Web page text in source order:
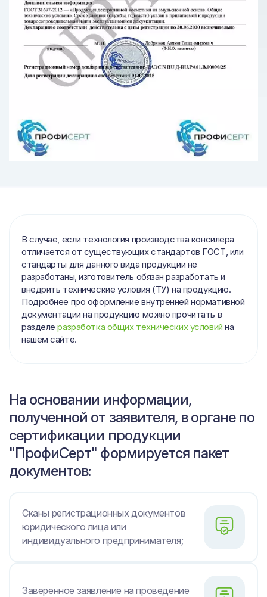
В случае, если технология производства консилера
отличается от существующих стандартов ГОСТ, или
стандарты для данного вида продукции не
разработаны, изготовитель обязан разработать и
внедрить технические условия (ТУ) на продукцию.
Подробнее про оформление внутренней нормативной
документации на продукцию можно прочитать в
разделеразработка общих технических условий на
нашем сайте.
На основании информации,
полученной от заявителя, в органе по
сертификации продукции
"ПрофиСерт" формируется пакет
документов:
Сканы регистрационных документов
юридического лица или
индивидуального предпринимателя;
Заверенное заявление на проведение